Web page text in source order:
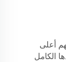
أعلى
الكامل